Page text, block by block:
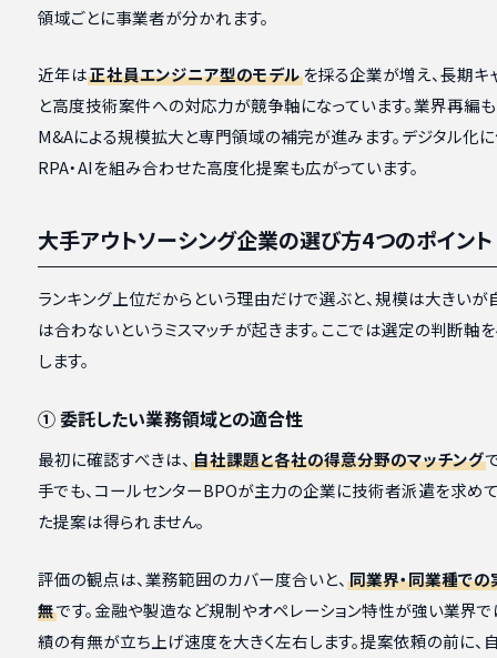
領域ごとに事業者が分かれます。
近年は正社員エンジニア型のモデルを採る企業が増え、長期キ
と高度技術案件への対応力が競争軸になっています。業界再編も
M&Aによる規模拡大と専門領域の補完が進みます。デジタル化に
RPA・AIを組み合わせた高度化提案も広がっています。
大手アウトソーシング企業の選び方4つのポイント
ランキング上位だからという理由だけで選ぶと、規模は大きい
は合わないというミスマッチが起きます。ここでは選定の判断軸
します。
① 委託したい業務領域との適合性
最初に確認すべきは、 自社課題と各社の得意分野のマッチング
手でも、コールセンターBPOが主力の企業に技術者派遣を求め
た提案は得られません。
評価の観点は、業務範囲のカバー度合いと、 同業界・同業種で
無です。金融や製造など規制やオペレーション特性が強い業界で
績の有無が立ち上げ速度を大きく左右します。提案依頼の前に、